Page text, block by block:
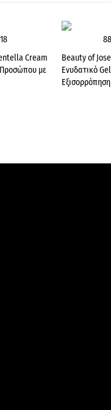
Cream
Προσώπου με
Beauty of
Ενυδατικό